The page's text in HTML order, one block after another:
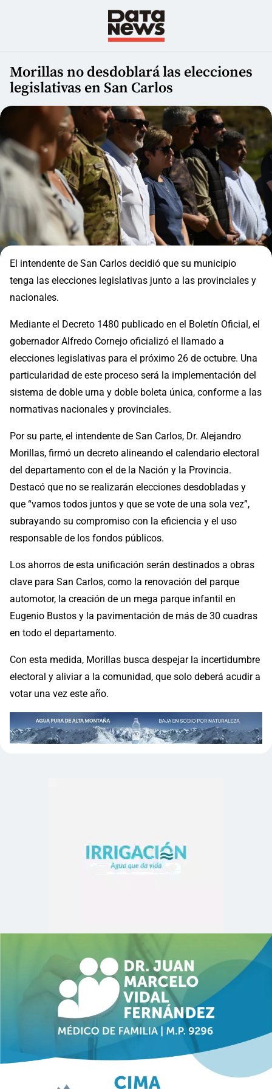
Morillas no desdoblará las elecciones
legislativas en San Carlos
El intendente de San Carlos decidió que su municipio
tenga las elecciones legislativas junto a las provinciales y
nacionales.
Mediante el Decreto 1480 publicado en el Boletín Oficial, el
gobernador Alfredo Cornejo oficializó el llamado a
elecciones legislativas para el próximo 26 de octubre. Una
particularidad de este proceso será la implementación del
sistema de doble urna y doble boleta única, conforme a las
normativas nacionales y provinciales.
Por su parte, el intendente de San Carlos, Dr. Alejandro
Morillas, firmó un decreto alineando el calendario electoral
del departamento con el de la Nación y la Provincia.
Destacó que no se realizarán elecciones desdobladas y
que “vamos todos juntos y que se vote de una sola vez”,
subrayando su compromiso con la eficiencia y el uso
responsable de los fondos públicos.
Los ahorros de esta unificación serán destinados a obras
clave para San Carlos, como la renovación del parque
automotor, la creación de un mega parque infantil en
Eugenio Bustos y la pavimentación de más de 30 cuadras
en todo el departamento.
Con esta medida, Morillas busca despejar la incertidumbre
electoral y aliviar a la comunidad, que solo deberá acudir a
votar una vez este año.